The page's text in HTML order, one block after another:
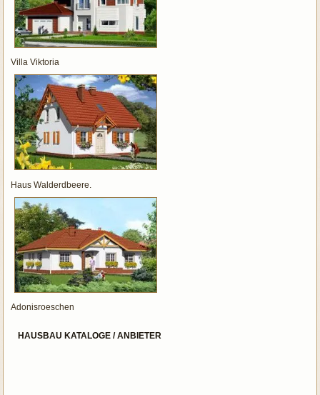
Villa Viktoria
Haus Walderdbeere.
Adonisroeschen
HAUSBAU KATALOGE / ANBIETER